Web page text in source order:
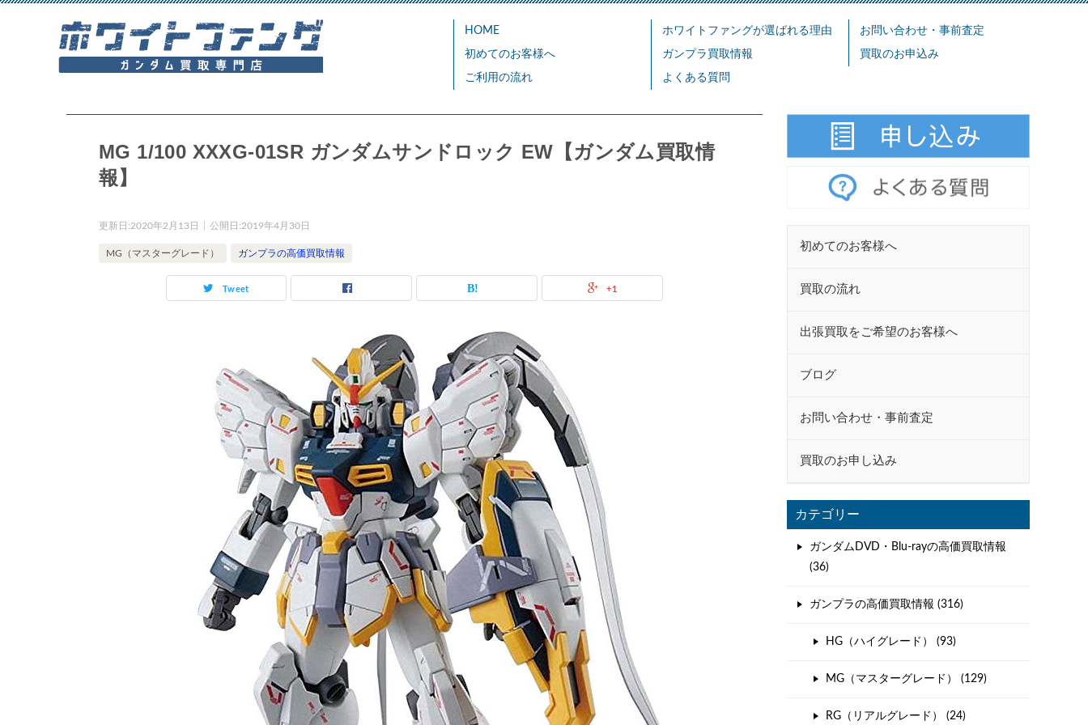
HOME
初めてのお客様へ
ご利用の流れ
ホワイトファングが選ばれる理由
ガンプラ買取情報
よくある質問
お問い合わせ・事前査定
買取のお申込み
MG 1/100 XXXG-01SR ガンダムサンドロック EW【ガンダム買取情
報】
更新日:2020年2月13日 公開日:2019年4月30日
MG（マスターグレード） ガンプラの高価買取情報
Tweet +1
初めてのお客様へ
買取の流れ
出張買取をご希望のお客様へ
ブログ
お問い合わせ・事前査定
買取のお申し込み
カテゴリー
ガンダムDVD・Blu-rayの高価買取情報
(36)
ガンプラの高価買取情報 (316)
HG（ハイグレード） (93)
MG（マスターグレード） (129)
RG（リアルグレード） (24)